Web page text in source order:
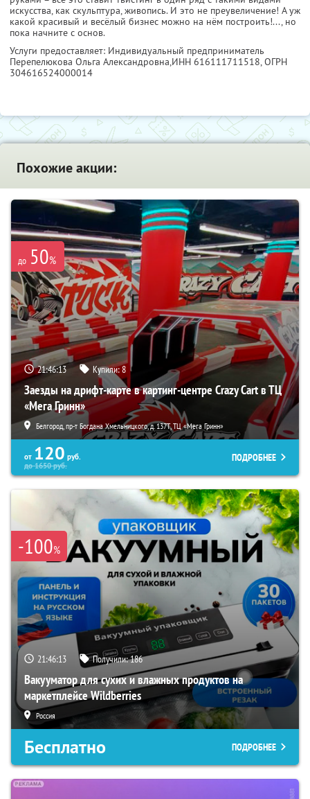
искусства, как скульптура, живопись. И это не преувеличение! А уж
какой красивый и весёлый бизнес можно на нём построить!..., но
пока начните с основ.
Услуги предоставляет: Индивидуальный предприниматель
Перепелюкова Ольга Александровна,ИНН 616111711518, ОГРН
304616524000014
Похожие акции:
до 50%
21:46:12 Купили:8
Заезды на дрифт-карте в картинг-центре Crazy Cart в ТЦ
«Мега Гринн»
Белгород, пр-т Богдана Хмельницкого, д. 137Т, ТЦ «Мега Гринн»
от 120 руб.
до1650руб.
ПОДРОБНЕЕ
-100%
21:46:12 Получили:186
Вакууматор для сухих и влажных продуктов на
маркетплейсе Wildberries
Россия
Бесплатно ПОДРОБНЕЕ